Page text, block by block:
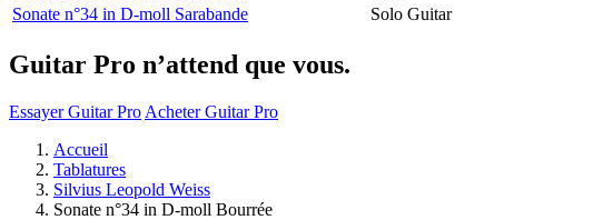
Sonate n°34 in D-moll Sarabande
Solo Guitar
Guitar Pro n’attend que vous.
Essayer Guitar Pro Acheter Guitar Pro
Accueil
Tablatures
Silvius Leopold Weiss
Sonate n°34 in D-moll Bourrée